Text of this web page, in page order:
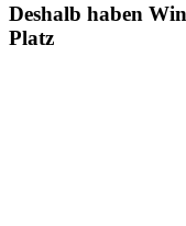
Deshalb haben
Platz